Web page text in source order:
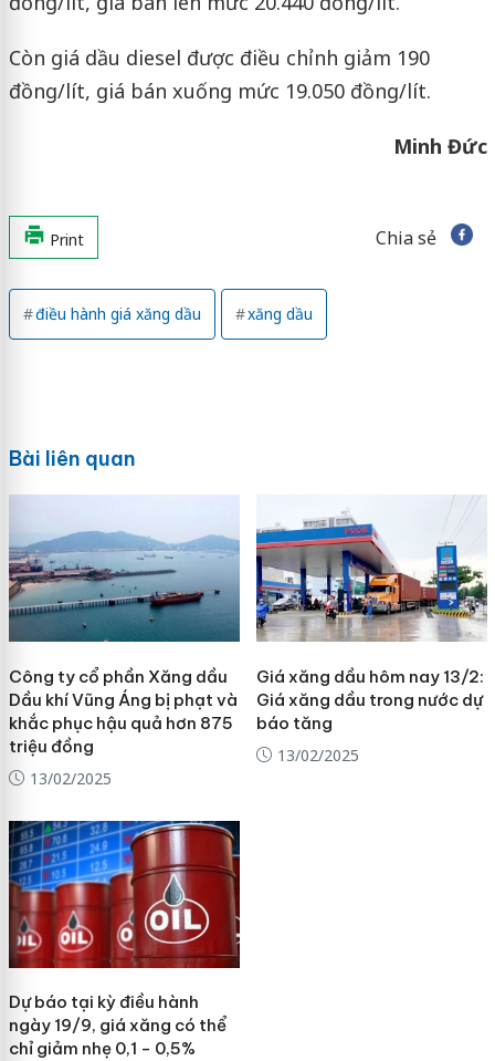
Còn giá dầu diesel được điều chỉnh giảm 190
đồng/lít, giá bán xuống mức 19.050 đồng/lít.
Minh Đức
Print Chia sẻ
điều hành giá xăng dầu xăng dầu
Bài liên quan
Công ty cổ phần Xăng dầu
Dầu khí Vũng Áng bị phạt và
khắc phục hậu quả hơn 875
triệu đồng
13/02/2025
Giá xăng dầu hôm nay 13/2:
Giá xăng dầu trong nước dự
báo tăng
13/02/2025
Dự báo tại kỳ điều hành
ngày 19/9, giá xăng có thể
chỉ giảm nhẹ 0,1 - 0,5%